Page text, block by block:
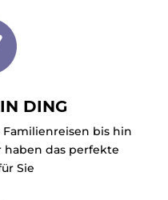
DING
bis hin
haben das perfekte
Sie